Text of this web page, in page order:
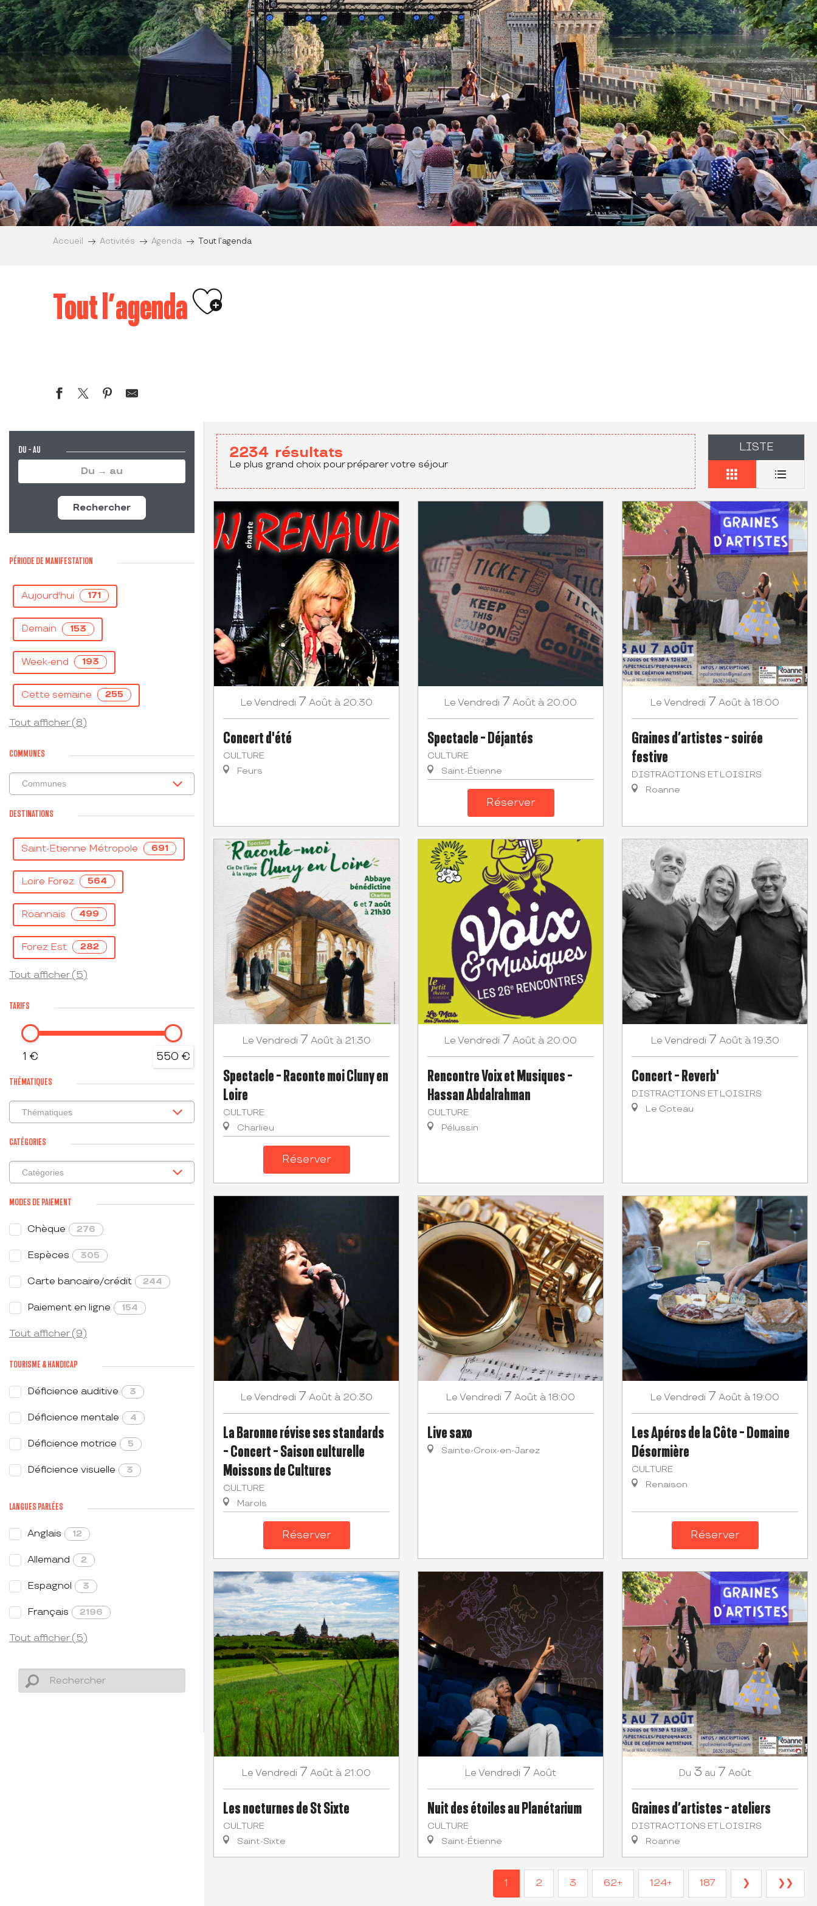
Accueil Activités Agenda Tout l’agenda
Tout l’agendaAjouter aux favoris
DU - AU
Rechercher
PÉRIODE DE MANIFESTATION
Aujourd'hui 171
Demain 153
Week-end 193
Cette semaine 255
Tout afficher (8)
COMMUNES
DESTINATIONS
Saint-Etienne Métropole 691
Loire Forez 564
Roannais 499
Forez Est 282
Tout afficher (5)
TARIFS
1 € 550 €
THÉMATIQUES
CATÉGORIES
MODES DE PAIEMENT
Chèque 276
Espèces 305
Carte bancaire/crédit 244
Paiement en ligne 154
Tout afficher (9)
TOURISME & HANDICAP
Déficience auditive 3
Déficience mentale 4
Déficience motrice 5
Déficience visuelle 3
LANGUES PARLÉES
Anglais 12
Allemand 2
Espagnol 3
Français 2196
Tout afficher (5)
2234 résultats
Le plus grand choix pour préparer votre séjour
LISTE
Le Vendredi 7 Août à 20:30
Concert d'été
CULTURE
Feurs
Le Vendredi 7 Août à 20:00
Spectacle - Déjantés
CULTURE
Saint-Étienne
Réserver
Le Vendredi 7 Août à 18:00
Graines d’artistes - soirée
festive
DISTRACTIONS ET LOISIRS
Roanne
Le Vendredi 7 Août à 21:30
Spectacle - Raconte moi Cluny en
Loire
CULTURE
Charlieu
Réserver
Le Vendredi 7 Août à 20:00
Rencontre Voix et Musiques -
Hassan Abdalrahman
CULTURE
Pélussin
Le Vendredi 7 Août à 19:30
Concert - Reverb'
DISTRACTIONS ET LOISIRS
Le Coteau
Le Vendredi 7 Août à 20:30
La Baronne révise ses standards
- Concert - Saison culturelle
Moissons de Cultures
CULTURE
Marols
Réserver
Le Vendredi 7 Août à 18:00
Live saxo
Sainte-Croix-en-Jarez
Le Vendredi 7 Août à 19:00
Les Apéros de la Côte - Domaine
Désormière
CULTURE
Renaison
Réserver
Le Vendredi 7 Août à 21:00
Les nocturnes de St Sixte
CULTURE
Saint-Sixte
Le Vendredi 7 Août
Nuit des étoiles au Planétarium
CULTURE
Saint-Étienne
Du 3 au 7 Août
Graines d’artistes - ateliers
DISTRACTIONS ET LOISIRS
Roanne
1 2 3 62+ 124+ 187 ❯ ❯❯